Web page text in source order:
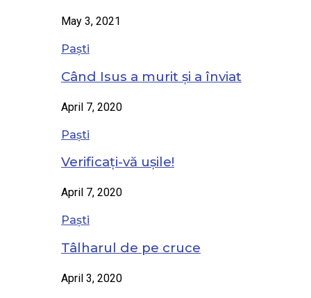
May 3, 2021
Paști
Când Isus a murit și a înviat
April 7, 2020
Paști
Verificați-vă ușile!
April 7, 2020
Paști
Tâlharul de pe cruce
April 3, 2020